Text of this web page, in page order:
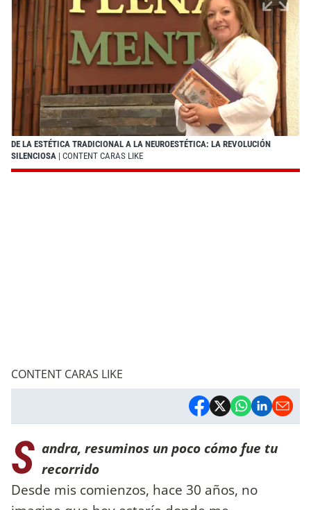
DE LA ESTÉTICA TRADICIONAL A LA NEUROESTÉTICA: LA REVOLUCIÓN
SILENCIOSA | CONTENT CARAS LIKE
CONTENT CARAS LIKE
S andra, resuminos un poco cómo fue tu
recorrido
Desde mis comienzos, hace 30 años, no